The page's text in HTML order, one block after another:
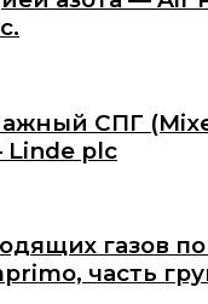
СПГ
Linde plc
газов
часть